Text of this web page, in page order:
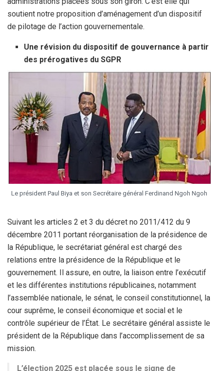
soutient notre proposition d’aménagement d’un dispositif
de pilotage de l’action gouvernementale.
Une révision du dispositif de gouvernance à partir
des prérogatives du SGPR
Le président Paul Biya et son Secrétaire général Ferdinand Ngoh Ngoh
Suivant les articles 2 et 3 du décret no 2011/412 du 9
décembre 2011 portant réorganisation de la présidence de
la République, le secrétariat général est chargé des
relations entre la présidence de la République et le
gouvernement. Il assure, en outre, la liaison entre l’exécutif
et les différentes institutions républicaines, notamment
l’assemblée nationale, le sénat, le conseil constitutionnel, la
cour suprême, le conseil économique et social et le
contrôle supérieur de l’État. Le secrétaire général assiste le
président de la République dans l’accomplissement de sa
mission.
L’élection 2025 est placée sous le signe de